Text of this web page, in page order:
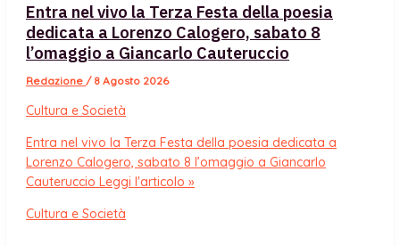
Entra nel vivo la Terza Festa della poesia
dedicata a Lorenzo Calogero, sabato 8
l’omaggio a Giancarlo Cauteruccio
Redazione / 8 Agosto 2026
Cultura e Società
Entra nel vivo la Terza Festa della poesia dedicata a
Lorenzo Calogero, sabato 8 l’omaggio a Giancarlo
Cauteruccio Leggi l'articolo »
Cultura e Società